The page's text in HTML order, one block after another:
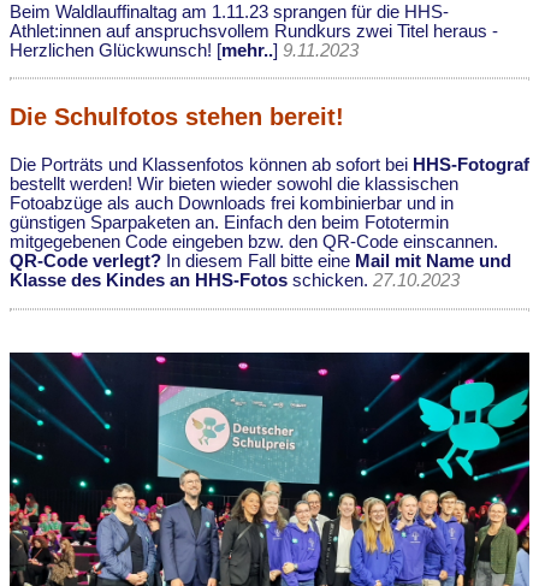
Beim Waldlauffinaltag am 1.11.23 sprangen für die HHS-
Athlet:innen auf anspruchsvollem Rundkurs zwei Titel heraus -
Herzlichen Glückwunsch! [mehr..] 9.11.2023
Die Schulfotos stehen bereit!
Die Porträts und Klassenfotos können ab sofort bei HHS-Fotograf
bestellt werden! Wir bieten wieder sowohl die klassischen
Fotoabzüge als auch Downloads frei kombinierbar und in
günstigen Sparpaketen an. Einfach den beim Fototermin
mitgegebenen Code eingeben bzw. den QR-Code einscannen.
QR-Code verlegt? In diesem Fall bitte eine Mail mit Name und
Klasse des Kindes an HHS-Fotos schicken. 27.10.2023